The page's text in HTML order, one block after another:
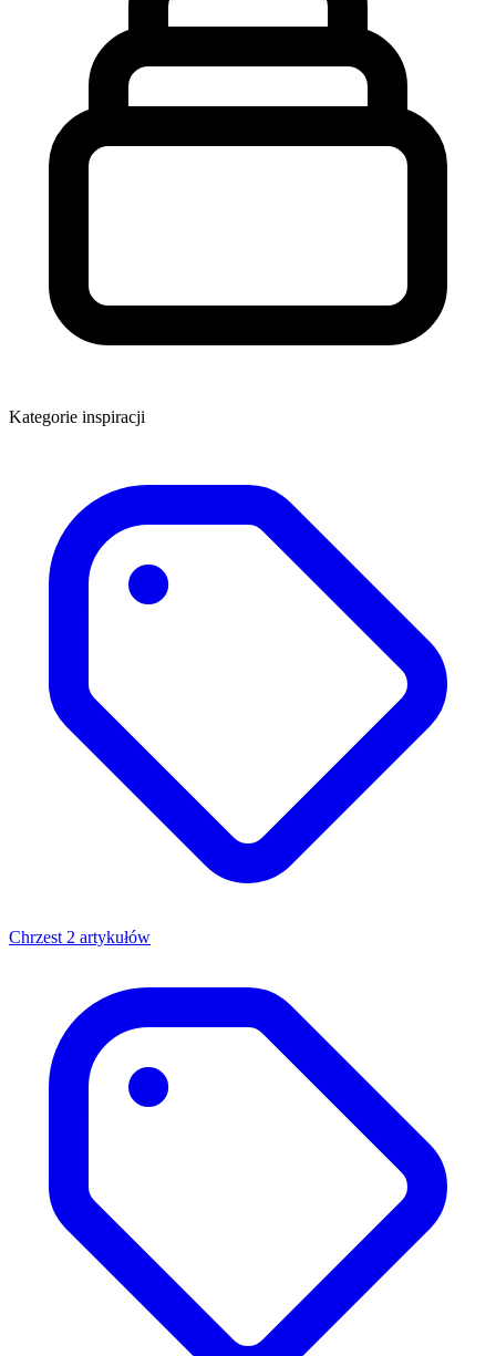
Kategorie inspiracji
Chrzest 2 artykułów